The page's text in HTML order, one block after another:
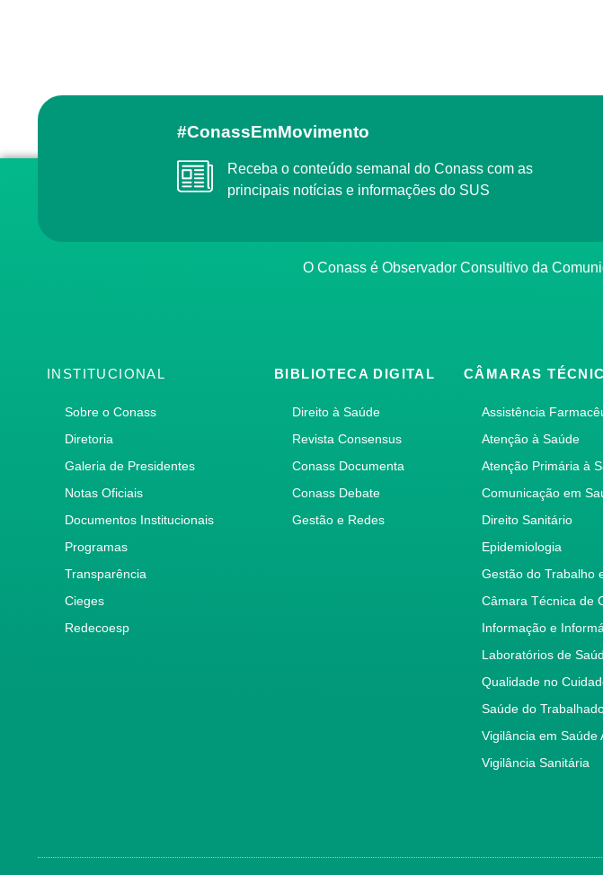
#ConassEmMovimento
Receba o conteúdo semanal do Conass com as
principais notícias e informações do SUS
O Conass é Observador Consultivo da
INSTITUCIONAL
Sobre o Conass
Diretoria
Galeria de Presidentes
Notas Oficiais
Documentos Institucionais
Programas
Transparência
Cieges
Redecoesp
BIBLIOTECA DIGITAL
Direito à Saúde
Revista Consensus
Conass Documenta
Conass Debate
Gestão e Redes
CÂMARAS
Assistência
Atenção à Saúde
Atenção Primária à
Comunicação em
Direito Sanitário
Epidemiologia
Gestão do Trabalho
Câmara Técnica de
Informação e
Laboratórios de
Qualidade no
Saúde do
Vigilância em Saúde
Vigilância Sanitária